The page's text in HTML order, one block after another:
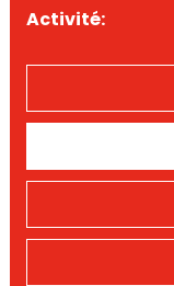
Activité: